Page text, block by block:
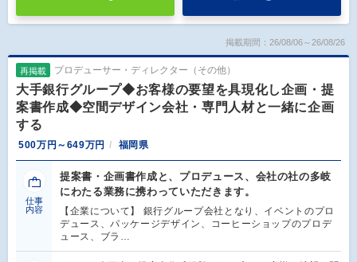
掲載期間：26/08/06～26/08/26
再掲載 プロデューサー・ディレクター（その他）
大手銀行グループ◆お客様の要望を具現化し企画・提
案書作成◆空間デザイン会社・専門人材と一緒に企画
する
500万円～649万円 福岡県
仕事
内容
提案書・企画書作成と、プロデュース、会社の社の多岐
にわたる業務に携わっていただきます。
【企業について】 銀行グループ会社となり、イベントのプロ
デュース、パッケージデザイン、コーヒーショップのプロデ
ュース、ブラ…